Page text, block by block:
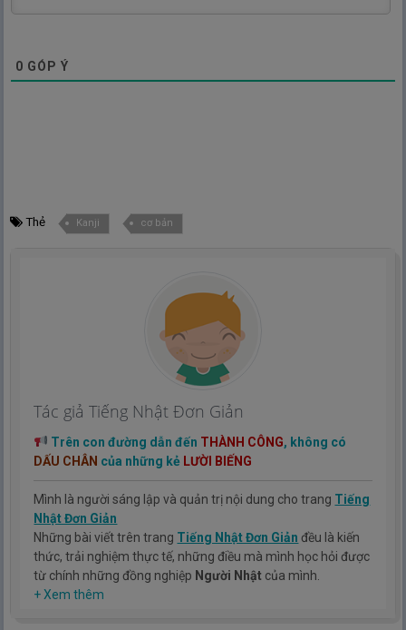
0 GÓP Ý
Thẻ Kanji cơ bản
Tác giả Tiếng Nhật Đơn Giản
Trên con đường dẫn đến THÀNH CÔNG, không có
DẤU CHÂN của những kẻ LƯỜI BIẾNG
Mình là người sáng lập và quản trị nội dung cho trang Tiếng
Nhật Đơn Giản
Những bài viết trên trang Tiếng Nhật Đơn Giản đều là kiến
thức, trải nghiệm thực tế, những điều mà mình học hỏi được
từ chính những đồng nghiệp Người Nhật của mình.
Hy vọng rằng kinh nghiệm mà mình có được sẽ giúp các bạn
+ Xem thêm